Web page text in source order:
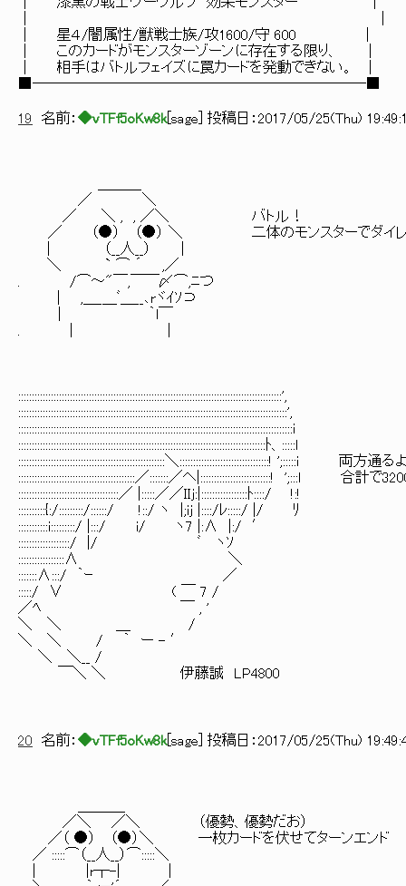
│ 星４/闇属性/獣戦士族/攻1600/守 600 │
│ このカードがモンスターゾーンに存在する限り、 │
│ 相手はバトルフェイズに罠カードを発動できない。 │
■───────────────────────■
19 名前： ◆vTFf5oKw8k[ sage ] 投稿日： 2017/05/25(Thu)
／ ＼
／ ＼ , , ／＼ バトル！
／ （●） （●） ＼ 二体のモンスターでダイレクト
| （__人__） |
＼ ` ⌒ ´ ,／
. /⌒～"￣,￣￣〆⌒,ﾆつ
| ,＿_＿ﾞ＿__､rヾｲｿ⊃
:::::::::::::::::::::::::::::::::::::::::::::::::::::::::::::::::::::::::::::::::::::::::::::::::',
:::::::::::::::::::::::::::::::::::::::::::::::::::::::::::::::::::::::::::::::::::::::::::::::::::',
:::::::::::::::::::::::::::::::::::::::::::::::::::::::::::::::::::::::::::::::::::::::::::::::::::::i
:::::::::::::::::::::::::::::::::::::::::::::::::::::::::::::::::::::::::::::::::::::::::::ﾄ、:::::l
::::::::::::::::::::::::::::::::::::::::::::::::::::::＼:::::::::::::::::::::::::::::::::! ';:::::i 両方通る
:::::::::::::::::::::::::::::::::::::::::::／:::::::／ヘ|::::::::::::::::::::::::::! ';:::l 合計で
:::::::::::::::::::::::::::::::::::::／ |:::::／／IIj:|:::::::::::::::::ﾄ::::/ !:!
::::::::::{:/:::::::::/::::::/ !::/ ヽ |;iｊ |::::/ﾚ:::::/ |/ ﾘ
:::::::::::i:::::::::/ |:::/ i/ ヽ7 |:∧ |:/ ′
:::::::::::::::::::/ |/ ﾞ ヽｿ
:::::::::::::::::∧ ＼
:::::::∧:::/ ｀ｰ ／
:::::/ ∨ ( ￣ 7 /
／ﾍ ￣ , '
＼ ＼ ＿ /
＼ ＼ / ｀ ー - ′
＼ ＼__ /
￣＼ ＼ 伊藤誠 LP4800
20 名前： ◆vTFf5oKw8k[ sage ] 投稿日： 2017/05/25(Thu)
／＼ ／＼ （優勢、優勢だお）
／（ ●） （●）＼ 一枚カードを伏せてターンエンド
／ :::::⌒（__人__）⌒:::::＼
| |r┬-| |